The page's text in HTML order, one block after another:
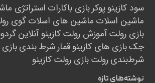
سود کازینوپوکربازی باکارات استراتژی
ماشین اسلات ماشین های اسلاتگوی
بازی رولتآموزش رولتکازینو آنلاین
جکبازی های کازینوقمارشرط بندی
شرط‌بندیرولتبازی رولتکازینو
نوشته‌های تازه